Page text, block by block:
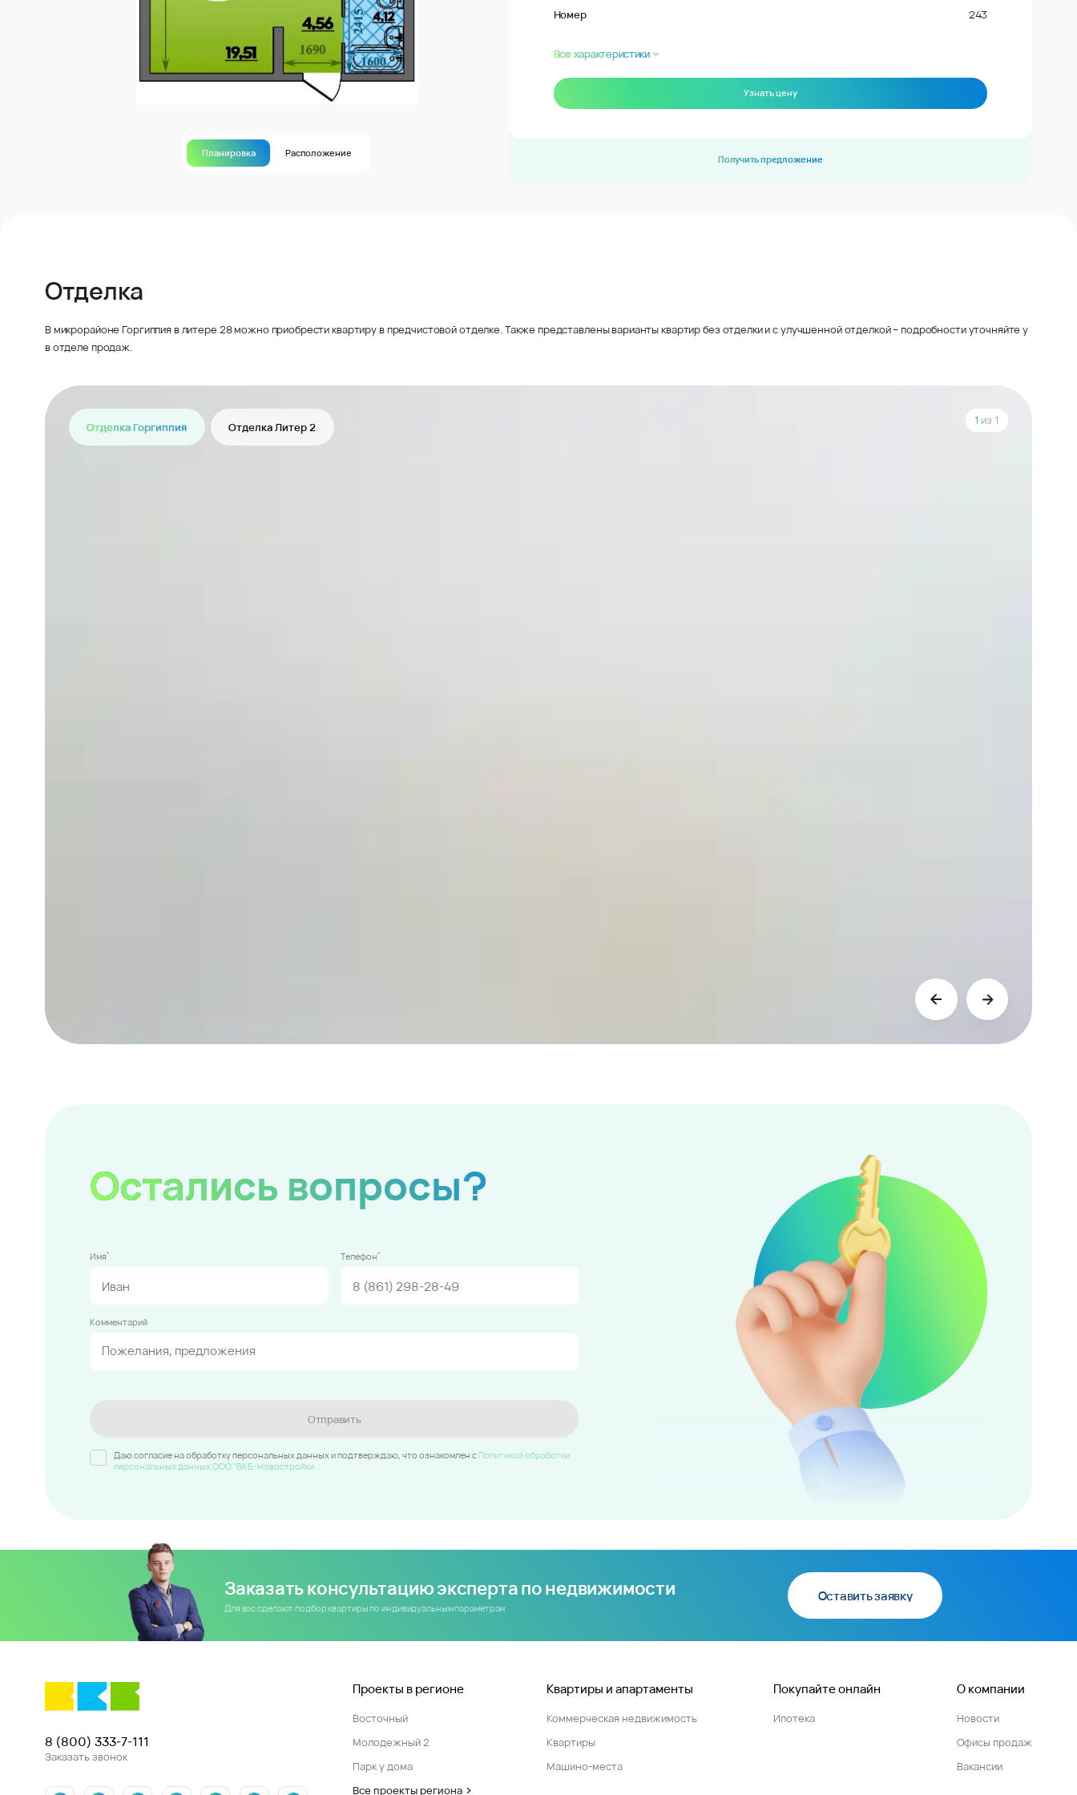
Планировка Расположение
Номер 243
Все характеристики
Узнать цену
Получить предложение
Отделка
В микрорайоне Горгиппия в литере 28 можно приобрести квартиру в предчистовой отделке. Также представлены варианты квартир без отделки и с улучшенной отделкой – подробности уточняйте у
в отделе продаж.
Отделка Горгиппия Отделка Литер 2
1 из 1
Остались вопросы?
Имя* Телефон*
Комментарий
Отправить
Даю согласие на обработку персональных данных и подтверждаю, что ознакомлен c Политикой обработки
персональных данных ООО "ВКБ-Новостройки
Заказать консультацию эксперта по недвижимости
Для вас сделают подбор квартиры по индивидуальным параметрам
Оставить заявку
8 (800) 333-7-111
Заказать звонок
Проекты в регионе
Восточный
Молодежный 2
Парк у дома
Все проекты региона
Квартиры и апартаменты
Коммерческая недвижимость
Квартиры
Машино-места
Покупайте онлайн
Ипотека
О компании
Новости
Офисы продаж
Вакансии